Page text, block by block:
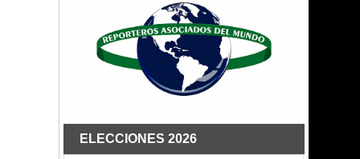
ELECCIONES 2026